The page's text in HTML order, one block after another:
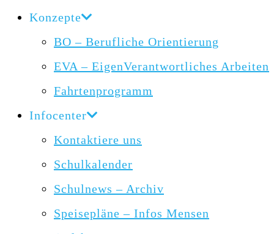
Konzepte
BO – Berufliche Orientierung
EVA – EigenVerantwortliches Arbeiten
Fahrtenprogramm
Infocenter
Kontaktiere uns
Schulkalender
Schulnews – Archiv
Speisepläne – Infos Mensen